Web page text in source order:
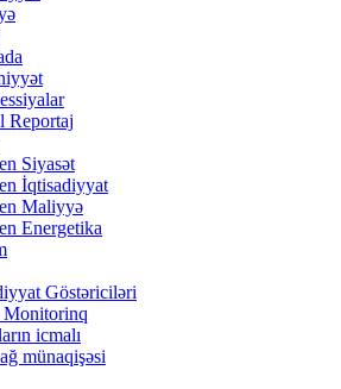
Reportaj
Siyasət
İqtisadiyyat
Maliyyə
Energetika
Göstəriciləri
Monitorinq
icmalı
münaqişəsi